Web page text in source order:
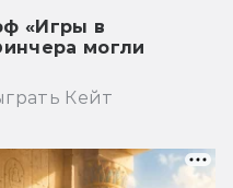
«Игры в
могли
Кейт